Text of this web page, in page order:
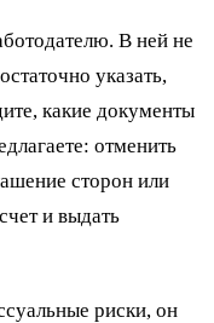
В ней не
указать,
какие документы
отменить
сторон или
и выдать
риски, он